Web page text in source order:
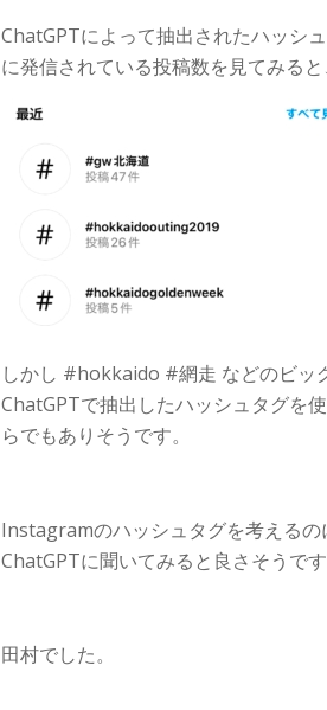
ChatGPTによって抽出されたハッシ
に発信されている投稿数を見てみる
しかし #hokkaido #網走 などのビッ
ChatGPTで抽出したハッシュタグを
らでもありそうです。
Instagramのハッシュタグを考えるの
ChatGPTに聞いてみると良さそうです
田村でした。